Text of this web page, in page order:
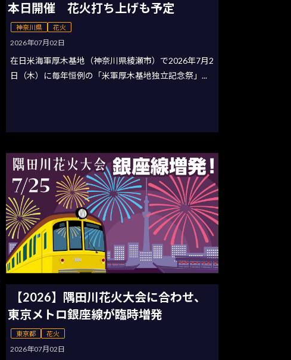
本日開催 花火打ち上げも予定
神奈川県 花火
2026年07月02日
在日米海軍厚木基地（神奈川県綾瀬市）で2026年7月2
日（木）に毎年恒例の「米軍厚木基地独立記念祭」...
【2026】隅田川花火大会に合わせ、
東京メトロ銀座線が臨時増発
東京都 花火
2026年07月02日